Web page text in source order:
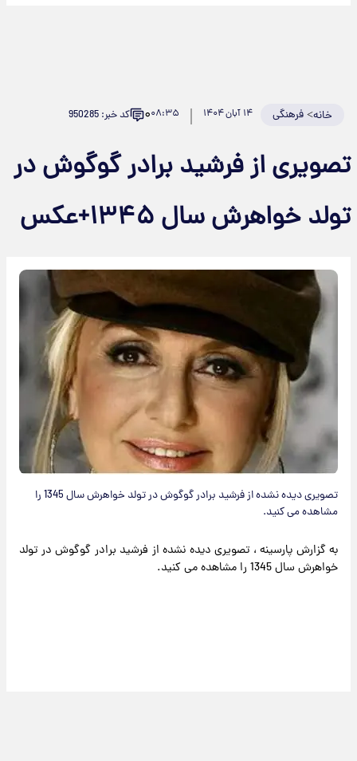
خانه>فرهنگی ۱۴ آبان ۱۴۰۴ ۰۸:۳۵۰ کد خبر: 950285
تصویری از فرشید برادر گوگوش در
تولد خواهرش سال ۱۳۴۵+عکس
تصویری دیده نشده از فرشید برادر گوگوش در تولد خواهرش سال 1345 را
مشاهده می کنید.
به گزارش پارسینه ، تصویری دیده نشده از فرشید برادر گوگوش در تولد
خواهرش سال 1345 را مشاهده می کنید.